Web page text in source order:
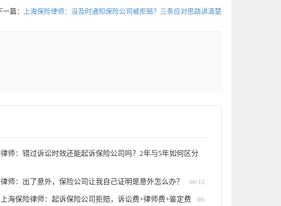
下一篇： 上海保险律师：没及时通知保险公司被拒赔？三条应对思路讲清楚
律师：错过诉讼时效还能起诉保险公司吗？2年与5年如何区分
律师：出了意外，保险公司让我自己证明是意外怎么办？ 06-12
上海保险律师：起诉保险公司拒赔，诉讼费+律师费+鉴定费 06-